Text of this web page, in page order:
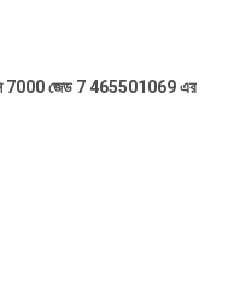
7000 জেড 7 465501069 এর